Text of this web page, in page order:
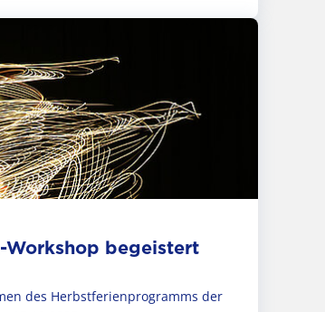
begeistert
des Herbstferienprogramms der